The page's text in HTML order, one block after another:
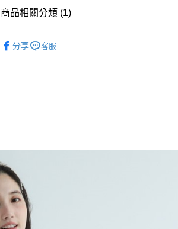
悠遊付
相關說明
付」結帳頁面，進行簡訊認證並確認金額後，即可完
３．收到繳費通知簡訊後14天內，點擊此簡訊中的連結
／ATM／網路銀行／等多元方式進行付款，方視為交易
※ 請注意：結帳手續完成當下不需立刻繳費，但若您需
絡購買商品的店家。未經商家同意取消之訂單仍視為有
先享後付繳納相關費用。
※ 交易是否成功請以「AFTEE先享後付 」之結帳頁面
7-11付款取貨
每筆NT$80，滿NT$1,200(含以上)免運費
宅配
每筆NT$80，滿NT$1,200(含以上)免運費
商品相關分類 (1)
分享
客服